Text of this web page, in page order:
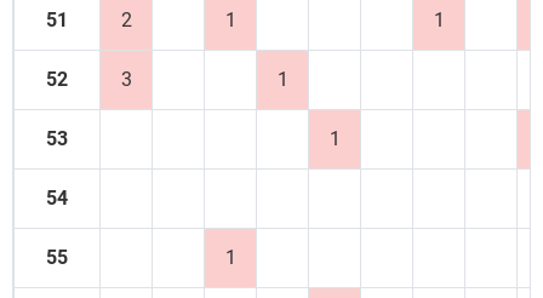
51 2 1 1
52 3 1
53 1
54
55 1